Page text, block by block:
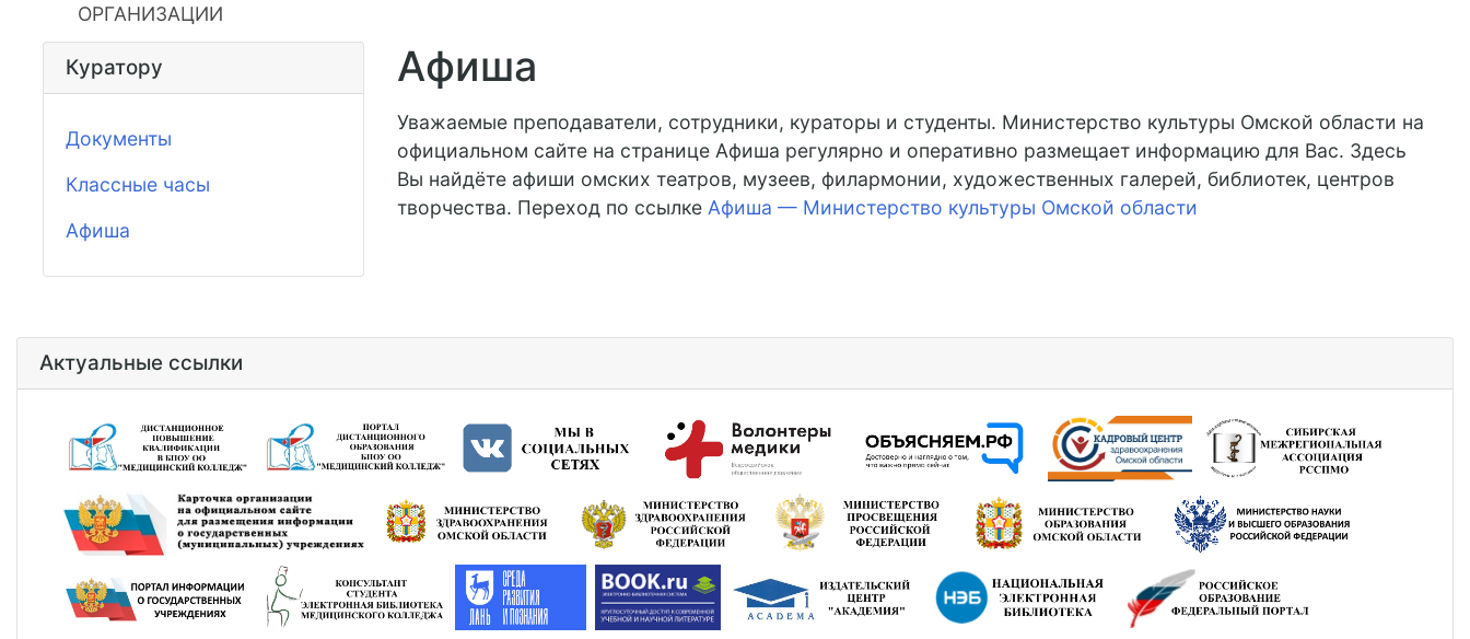
ОРГАНИЗАЦИИ
Афиша
Уважаемые преподаватели, сотрудники, кураторы и студенты. Министерство культуры Омской области на
официальном сайте на странице Афиша регулярно и оперативно размещает информацию для Вас. Здесь
Вы найдёте афиши омских театров, музеев, филармонии, художественных галерей, библиотек, центров
творчества. Переход по ссылке Афиша — Министерство культуры Омской области
Куратору
Документы
Классные часы
Афиша
Актуальные ссылки